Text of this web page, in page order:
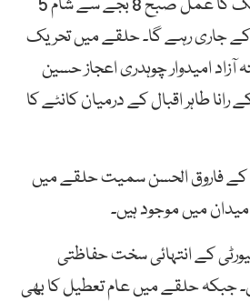
جاری رہے گا۔ حلقے میں تحریک
امیدوار چوہدری اعجاز حسین
طاہر اقبال کے درمیان کانٹے کا
فاروق الحسن سمیت حلقے میں
کے انتہائی سخت حفاظتی
جبکہ حلقے میں عام تعطیل کا بھی